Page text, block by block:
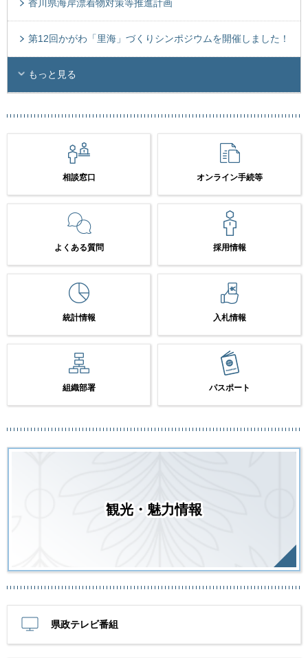
香川県海岸漂着物対策等推進計画
第12回かがわ「里海」づくりシンポジウムを開催しました！
もっと見る
相談窓口 オンライン手続等
よくある質問 採用情報
統計情報 入札情報
組織部署 パスポート
観光・魅力情報
県政テレビ番組